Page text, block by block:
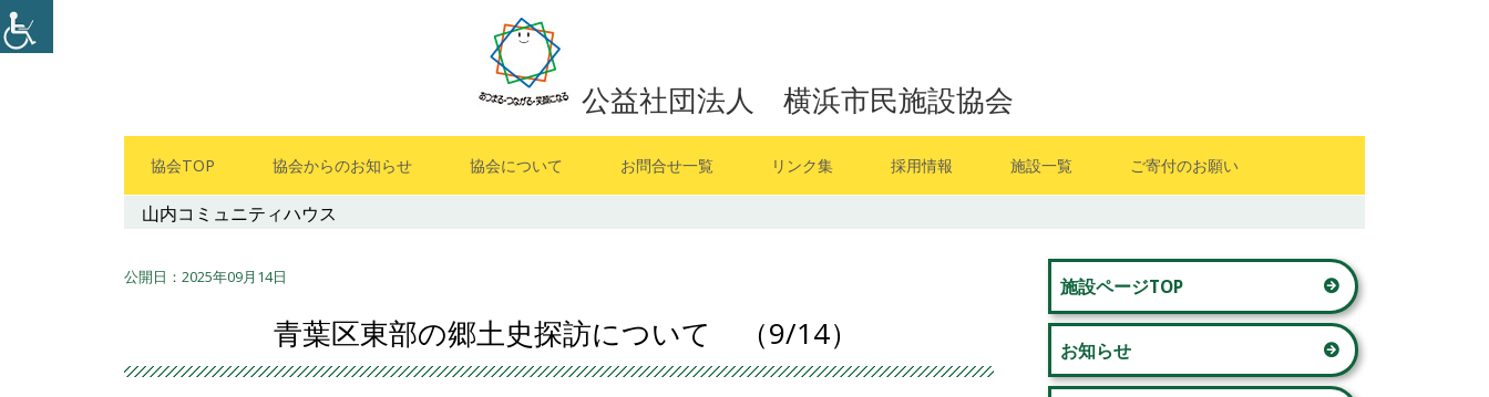
コ
ン
公益社団法人 横浜市民施設協会
メ
イ
協会TOP 協会からのお知らせ 協会について お問合せ一覧 リンク集 採用情報 施設一覧
藤が丘地区センター
若草台地区センター
美しが丘西地区センター
ご寄付のお願い
山内コミュニティハウス
2025年09月14日
青葉区東部の郷土史探訪について （9/14）
メ
イ
ン
施設ページTOP
お知らせ